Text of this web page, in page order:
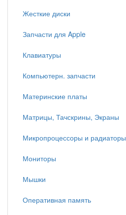
Жесткие диски
Запчасти для Apple
Клавиатуры
Компьютерн. запчасти
Материнские платы
Матрицы, Тачскрины, Экраны
Микропроцессоры и радиаторы
Мониторы
Мышки
Оперативная память